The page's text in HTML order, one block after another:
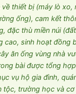
thiết bị (máy lò xo,
ống), cam kết
đặc thù miền núi
cao, sinh hoạt đồng
ăn ống vùng nhà
bài được tổng
vụ hộ gia đình,
tộc, trường học và cơ